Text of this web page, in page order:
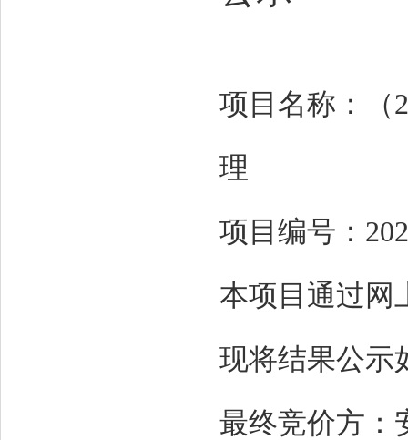
项目名称：（
理
项目编号：
本项目通过网
现将结果公示
最终竞价方：